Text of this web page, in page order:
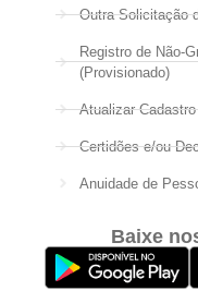
Outra Solicitação
Registro de Não-
(Provisionado)
Atualizar
Certidões e/ou
Anuidade de
Baixe